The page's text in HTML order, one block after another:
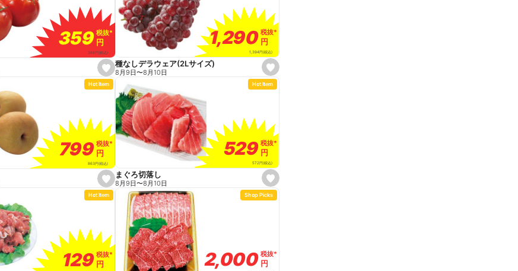
s
e
t
i
t
e
359
359税抜*
税抜*
円
円
388円(税込)
s
e
t
r
i
t
e
1,290
1,290 税抜*
税抜*
円
円
1,394円(税込)
種なしデラウェア(2Lサイズ)
8月9日〜8月10日
s
e
t
i
t
e
Hot Item
799
799税抜*
税抜*
円
円
863円(税込)
s
e
t
t
e
Hot Item
529
529 税抜*
税抜*
円
円
572円(税込)
まぐろ切落し
8月9日〜8月10日
Hot Item
129
129税抜*
税抜*
円
円
Shop Picks
2,000
2,000 税抜*
税抜*
円
円